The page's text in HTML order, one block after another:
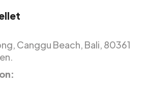
Canggu Beach, Bali, 80361